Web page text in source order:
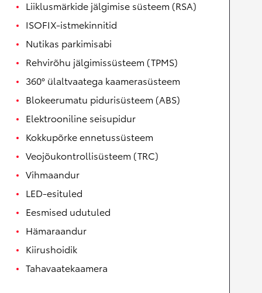
Liiklusmärkide jälgimise süsteem (RSA)
ISOFIX-istmekinnitid
Nutikas parkimisabi
Rehvirõhu jälgimissüsteem (TPMS)
360° ülaltvaatega kaamerasüsteem
Blokeerumatu pidurisüsteem (ABS)
Elektrooniline seisupidur
Kokkupõrke ennetussüsteem
Veojõukontrollisüsteem (TRC)
Vihmaandur
LED-esituled
Eesmised udutuled
Hämaraandur
Kiirushoidik
Tahavaatekaamera